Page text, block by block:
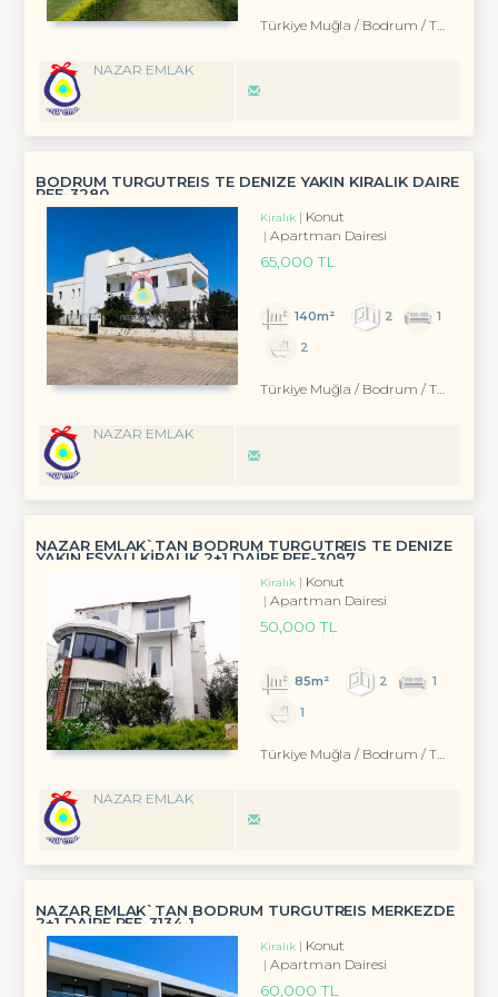
Türkiye Muğla / Bodrum / Turgutreis
NAZAR EMLAK
BODRUM TURGUTREIS TE DENİZE YAKIN KİRALIK DAIRE
REF-3280
Kiralık
Konut
Apartman Dairesi
65,000 TL
140m² 2
1
2
Türkiye Muğla / Bodrum / Turgutreis
NAZAR EMLAK
NAZAR EMLAK`TAN BODRUM TURGUTREİS TE DENİZE
YAKIN EŞYALI KİRALIK 2+1 DAİRE REF-3097
Kiralık
Konut
Apartman Dairesi
50,000 TL
85m² 2
1
1
Türkiye Muğla / Bodrum / Turgutreis
NAZAR EMLAK
NAZAR EMLAK`TAN BODRUM TURGUTREİS MERKEZDE
2+1 DAİRE REF-3134-1
Kiralık
Konut
Apartman Dairesi
60,000 TL